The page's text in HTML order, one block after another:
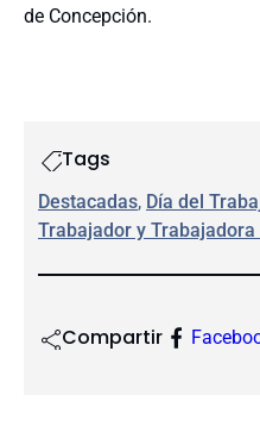
de Concepción.
Tags
Destacadas, Día del
Trabajador y Trabajadora
Compartir